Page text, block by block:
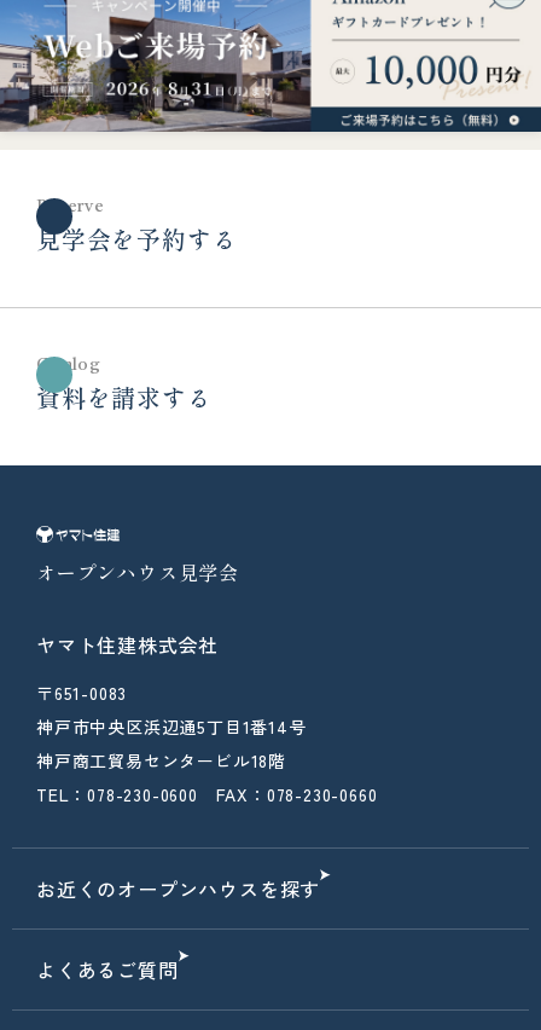
Reserve
見学会を予約する
Catalog
資料を請求する
オープンハウス見学会
ヤマト住建株式会社
〒651-0083
神戸市中央区浜辺通5丁目1番14号
神戸商工貿易センタービル18階
TEL：078-230-0600 FAX：078-230-0660
お近くのオープンハウスを探す
よくあるご質問